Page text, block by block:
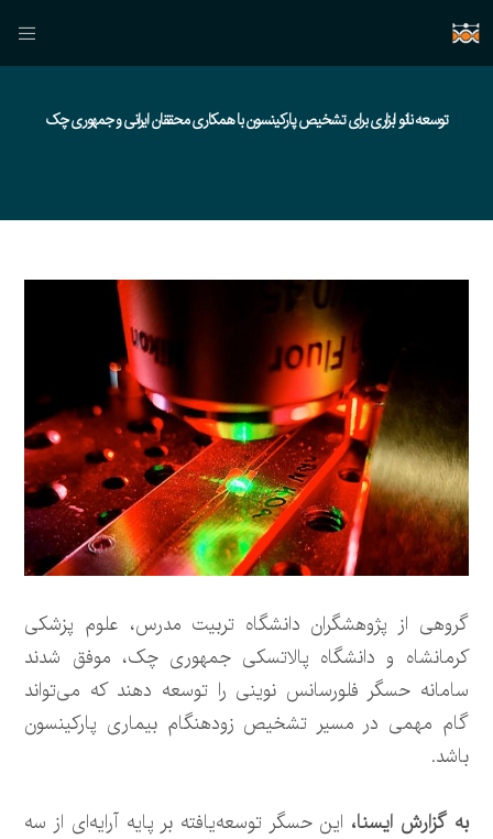
توسعه نانو ابزاری برای تشخیص پارکینسون با همکاری محققان ایرانی و جمهوری چک
گروهی از پژوهشگران دانشگاه تربیت مدرس، علوم پزشکی
کرمانشاه و دانشگاه پالاتسکی جمهوری چک، موفق شدند
سامانه حسگر فلورسانس نوینی را توسعه دهند که می‌تواند
گام مهمی در مسیر تشخیص زودهنگام بیماری پارکینسون
باشد.
به گزارش ایسنا، این حسگر توسعه‌یافته بر پایه آرایه‌ای از سه